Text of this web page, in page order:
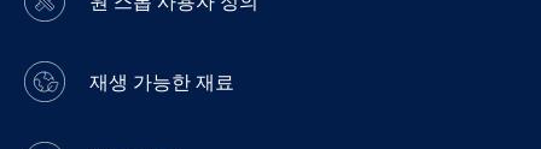
재생 가능한 재료